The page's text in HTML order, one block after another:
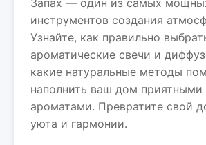
Запах — один из самых
инструментов создания
Узнайте, как правильно
ароматические свечи и
какие натуральные методы
наполнить ваш дом
ароматами. Превратите свой
уюта и гармонии.